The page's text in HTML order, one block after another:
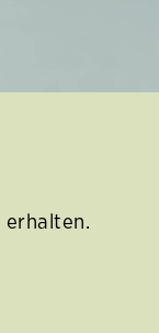
erhalten.